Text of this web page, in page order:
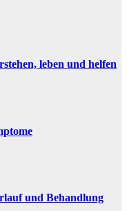
leben und helfen
und Behandlung